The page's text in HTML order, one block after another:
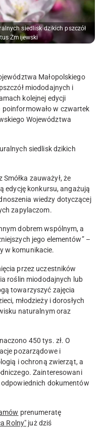
siedlisk dzikich pszczół
Żmijewski
Małopolskiego
miododajnych i
kolejnej edycji
poinformowało w czwartek
Województwa
siedlisk dzikich
zauważył, że
edycję konkursu, angażują
wiedzy dotyczącej
zapylaczom.
dobrem wspólnym, a
jego elementów” –
w komunikacie.
przez uczestników
roślin miododajnych lub
towarzyszyć zajęcia
młodzieży i dorosłych
naturalnym oraz
450 tys. zł. O
pozarządowe i
i ochroną zwierząt, a
Zainteresowani
odpowiednich dokumentów
prenumeratę
Rolny" już dziś